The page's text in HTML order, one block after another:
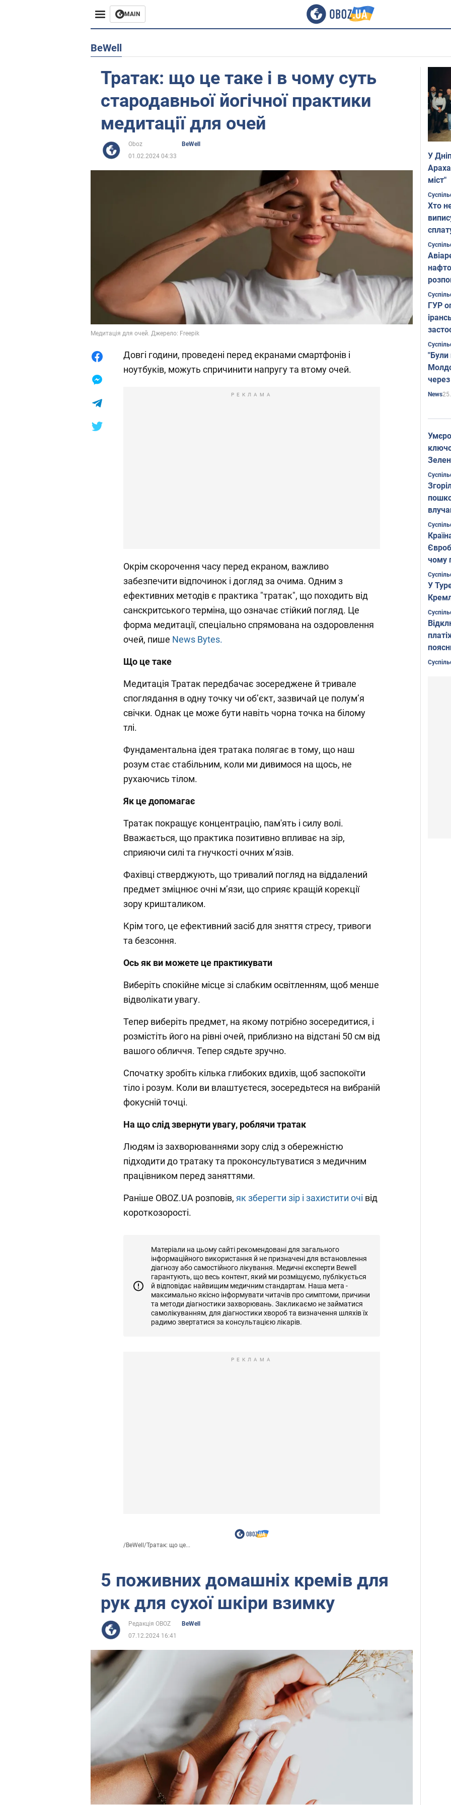
MAIN
Європа
Життя
BeWell
Тратак: що це таке і в чому суть
стародавньої йогічної практики
медитації для очей
Oboz
BeWell
01.02.2024 04:33
Медитація для очей. Джерело: Freepik
Довгі години, проведені перед екранами смартфонів і
ноутбуків, можуть спричинити напругу та втому очей.
РЕКЛАМА
Окрім скорочення часу перед екраном, важливо
забезпечити відпочинок і догляд за очима. Одним з
ефективних методів є практика "тратак", що походить від
санскритського терміна, що означає стійкий погляд. Це
форма медитації, спеціально спрямована на оздоровлення
очей, пише News Bytes.
Що це таке
Медитація Тратак передбачає зосереджене й тривале
споглядання в одну точку чи об’єкт, зазвичай це полум’я
свічки. Однак це може бути навіть чорна точка на білому
тлі.
Фундаментальна ідея тратака полягає в тому, що наш
розум стає стабільним, коли ми дивимося на щось, не
рухаючись тілом.
Як це допомагає
Тратак покращує концентрацію, пам'ять і силу волі.
Вважається, що практика позитивно впливає на зір,
сприяючи силі та гнучкості очних м’язів.
Фахівці стверджують, що тривалий погляд на віддалений
предмет зміцнює очні м’язи, що сприяє кращій корекції
зору кришталиком.
Крім того, це ефективний засіб для зняття стресу, тривоги
та безсоння.
Ось як ви можете це практикувати
Виберіть спокійне місце зі слабким освітленням, щоб менше
відволікати увагу.
Тепер виберіть предмет, на якому потрібно зосередитися, і
розмістіть його на рівні очей, приблизно на відстані 50 см від
вашого обличчя. Тепер сядьте зручно.
Спочатку зробіть кілька глибоких вдихів, щоб заспокоїти
тіло і розум. Коли ви влаштуєтеся, зосередьтеся на вибраній
фокусній точці.
На що слід звернути увагу, роблячи тратак
Людям із захворюваннями зору слід з обережністю
підходити до тратаку та проконсультуватися з медичним
працівником перед заняттями.
Раніше OBOZ.UA розповів, як зберегти зір і захистити очі від
короткозорості.
Матеріали на цьому сайті рекомендовані для загального
інформаційного використання й не призначені для встановлення
діагнозу або самостійного лікування. Медичні експерти Bewell
гарантують, що весь контент, який ми розміщуємо, публікується
й відповідає найвищим медичним стандартам. Наша мета -
максимально якісно інформувати читачів про симптоми, причини
та методи діагностики захворювань. Закликаємо не займатися
самолікуванням, для діагностики хвороб та визначення шляхів їх
радимо звертатися за консультацією лікарів.
РЕКЛАМА
/BeWell /Тратак: що це...
5 поживних домашніх кремів для
рук для сухої шкіри взимку
Редакція OBOZ
BeWell
07.12.2024 16:41
У
міст"
Хто
ГУР
"Були
News
Фото
чому
У